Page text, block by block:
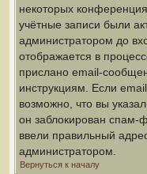
некоторых
учётные записи были
администратором до
отображается в
прислано email-
инструкциям. Если
возможно, что вы
он заблокирован спам-
ввели правильный
администратором.
Вернуться к началу